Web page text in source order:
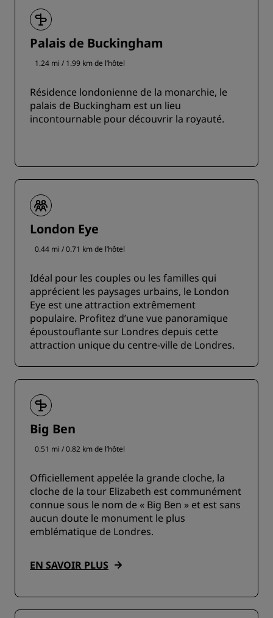
Palais de Buckingham
1.24 mi / 1.99 km de l’hôtel
Résidence londonienne de la monarchie, le
palais de Buckingham est un lieu
incontournable pour découvrir la royauté.
London Eye
0.44 mi / 0.71 km de l’hôtel
Idéal pour les couples ou les familles qui
apprécient les paysages urbains, le London
Eye est une attraction extrêmement
populaire. Profitez d’une vue panoramique
époustouflante sur Londres depuis cette
attraction unique du centre-ville de Londres.
Big Ben
0.51 mi / 0.82 km de l’hôtel
Officiellement appelée la grande cloche, la
cloche de la tour Elizabeth est communément
connue sous le nom de « Big Ben » et est sans
aucun doute le monument le plus
emblématique de Londres.
EN SAVOIR PLUS